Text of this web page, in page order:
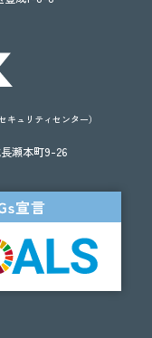
キュリティセンター）
瀬本町9-26